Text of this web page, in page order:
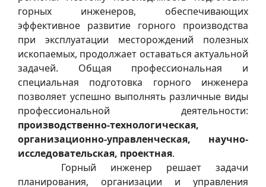
горных инженеров, обеспечивающих
эффективное развитие горного производства
при эксплуатации месторождений полезных
ископаемых, продолжает оставаться актуальной
задачей. Общая профессиональная и
специальная подготовка горного инженера
позволяет успешно выполнять различные виды
профессиональной деятельности:
производственно-технологическая,
организационно-управленческая, научно-
исследовательская, проектная.
Горный инженер решает задачи
планирования, организации и управления